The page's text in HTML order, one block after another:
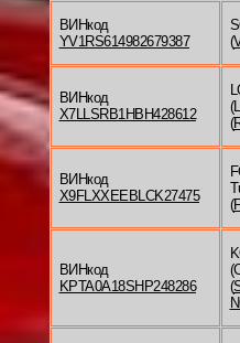
ВИНкод
YV1RS614982679387
(
ВИНкод
X7LLSRB1HBH428612
(
ВИНкод
X9FLXXEEBLCK27475
(
ВИНкод
KPTA0A18SHP248286
(